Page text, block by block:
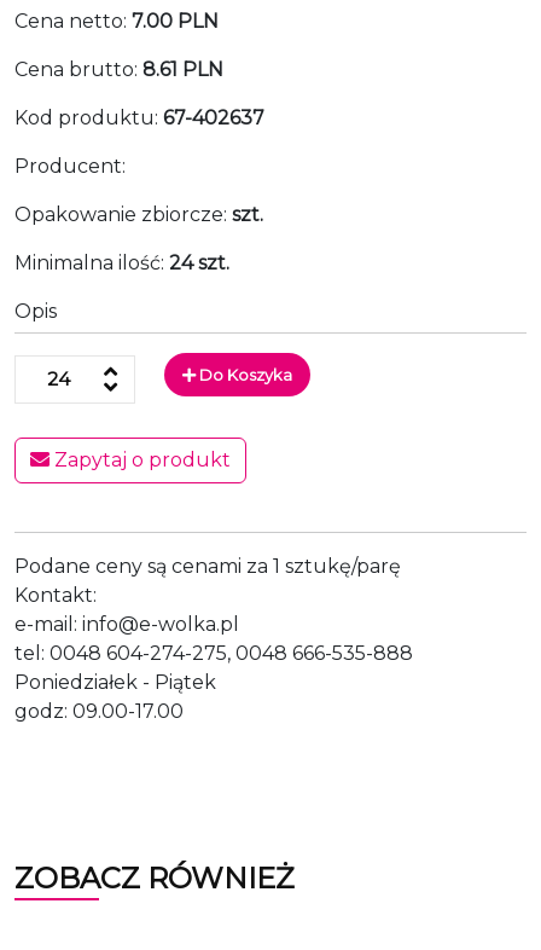
Cena netto: 7.00 PLN
Cena brutto: 8.61 PLN
Kod produktu: 67-402637
Producent:
Opakowanie zbiorcze: szt.
Minimalna ilość: 24 szt.
Opis
Do Koszyka
Zapytaj o produkt
Podane ceny są cenami za 1 sztukę/parę
Kontakt:
e-mail: info@e-wolka.pl
tel: 0048 604-274-275, 0048 666-535-888
Poniedziałek - Piątek
godz: 09.00-17.00
ZOBACZ RÓWNIEŻ